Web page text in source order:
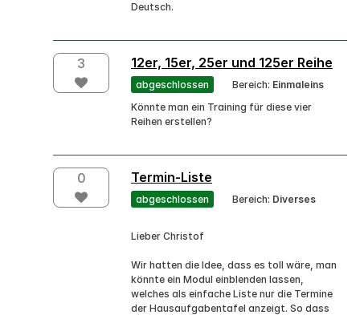
Deutsch.
3 12er, 15er, 25er und 125er Reihe
abgeschlossen Bereich: Einmaleins
Könnte man ein Training für diese vier
Reihen erstellen?
0 Termin-Liste
abgeschlossen Bereich: Diverses
Lieber Christof
Wir hatten die Idee, dass es toll wäre, man
könnte ein Modul einblenden lassen,
welches als einfache Liste nur die Termine
der Hausaufgabentafel anzeigt. So dass